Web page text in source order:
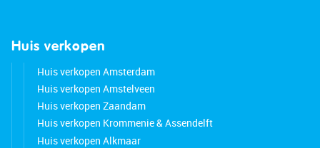
Huis verkopen
Huis verkopen Amsterdam
Huis verkopen Amstelveen
Huis verkopen Zaandam
Huis verkopen Krommenie & Assendelft
Huis verkopen Alkmaar